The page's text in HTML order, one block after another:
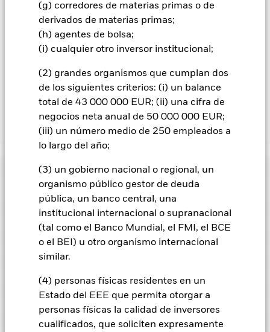
(g) corredores de materias primas o de
derivados de materias primas;
(h) agentes de bolsa;
(i) cualquier otro inversor institucional;
(2) grandes organismos que cumplan dos
de los siguientes criterios: (i) un balance
total de 43 000 000 EUR; (ii) una cifra de
negocios neta anual de 50 000 000 EUR;
(iii) un número medio de 250 empleados a
lo largo del año;
(3) un gobierno nacional o regional, un
organismo público gestor de deuda
pública, un banco central, una
institucional internacional o supranacional
(tal como el Banco Mundial, el FMI, el BCE
o el BEI) u otro organismo internacional
similar.
(4) personas físicas residentes en un
Estado del EEE que permita otorgar a
personas físicas la calidad de inversores
cualificados, que soliciten expresamente
sensible a cualquier hecho localizado, ya sea económico, de
mercado, político o regulador. El fondo puede exponerse a
empresas del sector financiero, como prestadores de servicios
o como contrapartes de contratos financieros. La liquidez de
los mercados financieros se ha restringido drásticamente,
provocando que varias firmas se retiren del mercado o, en
casos extremos, que se declaren insolventes. Esto podría
perjudicar las actividades del fondo.
Mostrar menos
iShares Japan Index Fund (IE)
Rentabilidad
Gráfico de rendimiento
Este gráfico muestra la rentabilidad del producto como el
El riesgo de inversión se concentra en ciertos sectores, países,
divisas o empresas. Ello significa que el Fondo es más
sensible a cualquier hecho localizado, ya sea económico, de
mercado, político, relacionado con la sostenibilidad o
normativo.El valor de los títulos de renta variable y los títulos
relacionados con la renta variable se puede ver afectado por
factores que influyen están los acontecimientos políticos, las
noticias económicas, beneficios empresariales y los hechos
societarios de importancia.
Riesgo de contraparte: La insolvencia de cualquier entidad
que presta servicios como la custodia de activos, o como
contraparte de contratos financieros como los derivados u
Datos clave
Activos Netos
a 05 ago 2026
USD 29.652.799
Fecha de lanzamiento de la
Clase de activo Renta variable
Características del Fondo
a 30 jun 2026
Beta de las acciones a 3 años
a 30 jun 2026
Calificaciones
Calificación Morningstar
Posiciones